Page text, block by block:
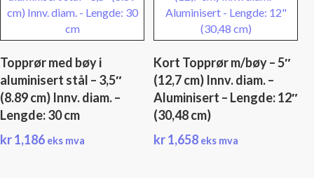
Topprør med bøy i
aluminisert stål – 3,5″
(8.89 cm) Innv. diam. –
Lengde: 30 cm
kr1,186 eks mva
Kort Topprør m/bøy – 5″
(12,7 cm) Innv. diam. –
Aluminisert – Lengde: 12″
(30,48 cm)
kr1,658 eks mva